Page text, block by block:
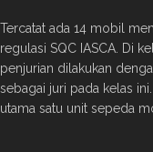
Tercatat ada 14 mobil
regulasi SQC IASCA. Di
penjurian dilakukan
sebagai juri pada kelas
utama satu unit sepeda